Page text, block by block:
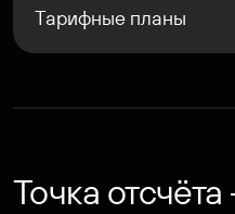
Тарифные планы
Точка